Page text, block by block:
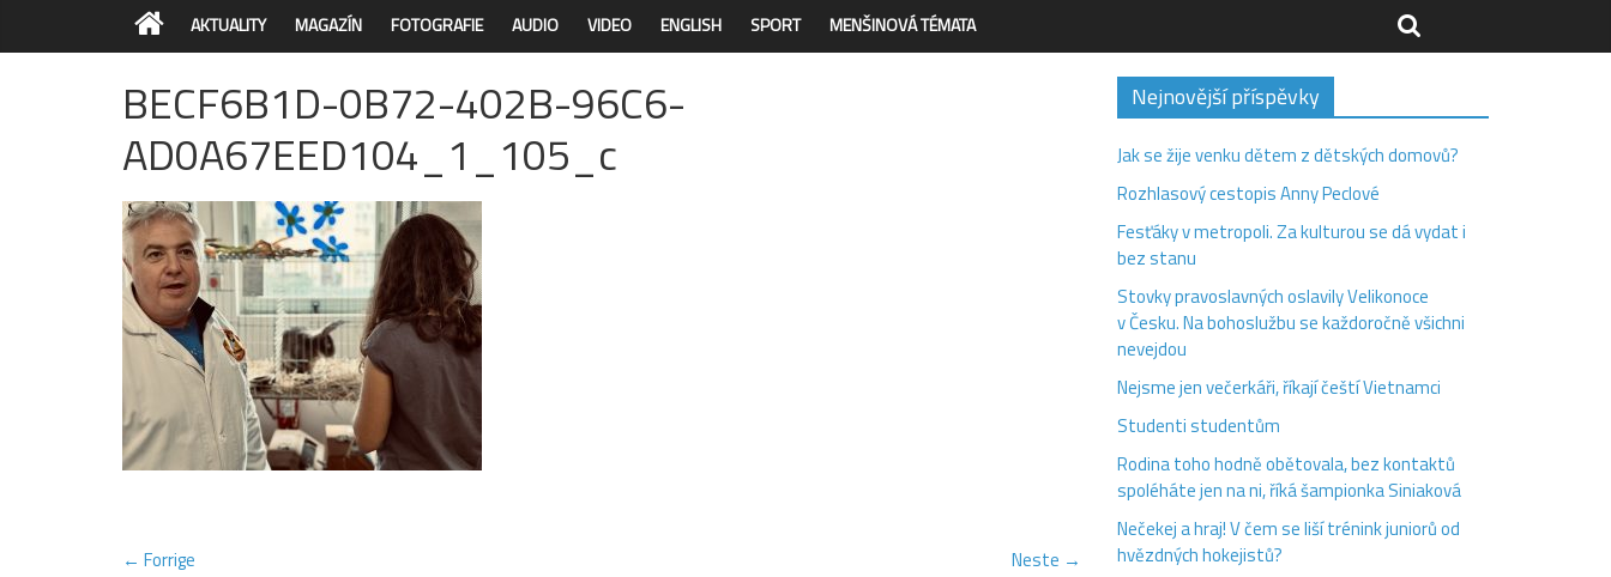
AKTUALITY MAGAZÍN FOTOGRAFIE AUDIO VIDEO ENGLISH SPORT MENŠINOVÁ TÉMATA
BECF6B1D-0B72-402B-96C6-
AD0A67EED104_1_105_c
← Forrige Neste →
Nejnovější příspěvky
Jak se žije venku dětem z dětských domovů?
Rozhlasový cestopis Anny Peclové
Fesťáky v metropoli. Za kulturou se dá vydat i
bez stanu
Stovky pravoslavných oslavily Velikonoce
v Česku. Na bohoslužbu se každoročně všichni
nevejdou
Nejsme jen večerkáři, říkají čeští Vietnamci
Studenti studentům
Rodina toho hodně obětovala, bez kontaktů
spoléháte jen na ni, říká šampionka Siniaková
Nečekej a hraj! V čem se liší trénink juniorů od
hvězdných hokejistů?